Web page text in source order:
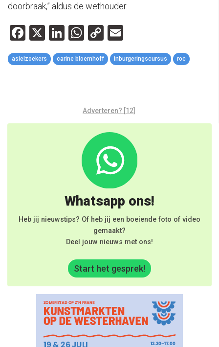
doorbraak,” aldus de wethouder.
Facebook
X LinkedIn
WhatsApp
Copy
Link
asielzoekers carine bloemhoff inburgeringscursus roc
Adverteren? [12]
Whatsapp ons!
Heb jij nieuwstips? Of heb jij een boeiende foto of video
gemaakt?
Deel jouw nieuws met ons!
Start het gesprek!